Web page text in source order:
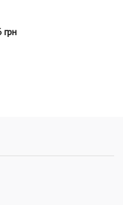
Бахіли Tatonka Velo